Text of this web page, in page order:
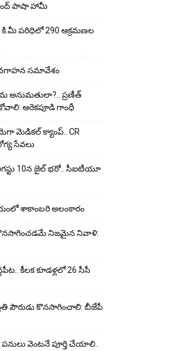
చాంద్ పాషా హామీ
కి.మీ పరిధిలో 290 ఆక్రమణల
సమావేశం
అనుమతులా?.. ప్రణీత్
ఆరెకపూడి గాంధీ
మెడికల్ క్యాంప్.. CR
సేవలు
10న జైల్ భరో.. సీఐటీయూ
శాకాంబరి అలంకారం
నిజమైన నివాళి:
కీలక కూడళ్లలో 26 సీసీ
పౌరుడు కొనసాగించాలి: బీజేపీ
వెంటనే పూర్తి చేయాలి..